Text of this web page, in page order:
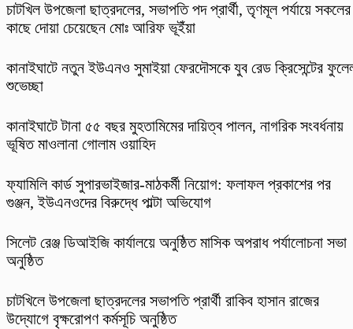
চাটখিল উপজেলা ছাত্রদলের, সভাপতি পদ প্রার্থী, তৃণমূল পর্যায়ে সকলের
কাছে দোয়া চেয়েছেন মোঃ আরিফ ভূইঁয়া
কানাইঘাটে নতুন ইউএনও সুমাইয়া ফেরদৌসকে যুব রেড ক্রিসেন্টের
শুভেচ্ছা
কানাইঘাটে টানা ৫৫ বছর মুহতামিমের দায়িত্ব পালন, নাগরিক সংবর্ধনায়
ভূষিত মাওলানা গোলাম ওয়াহিদ
ফ্যামিলি কার্ড সুপারভাইজার-মাঠকর্মী নিয়োগ: ফলাফল প্রকাশের পর
গুঞ্জন, ইউএনওদের বিরুদ্ধে পাল্টা অভিযোগ
‎সিলেট রেঞ্জ ডিআইজি কার্যালয়ে অনুষ্ঠিত মাসিক অপরাধ পর্যালোচনা সভা
অনুষ্ঠিত
চাটখিলে উপজেলা ছাত্রদলের সভাপতি প্রার্থী রাকিব হাসান রাজের
উদ্যোগে বৃক্ষরোপণ কর্মসূচি অনুষ্ঠিত